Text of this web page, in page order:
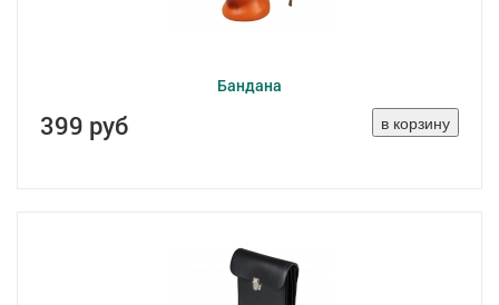
Бандана
399 руб